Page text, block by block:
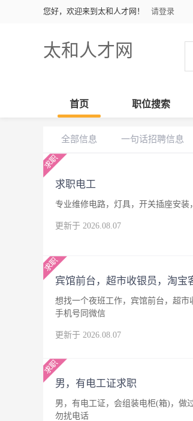
您好，欢迎来到太和人才网！ 请登录
太和人才网
首页 职位搜索
全部信息 一句话招聘信息
求职电工
专业维修电路，灯具，开关插座安装
更新于 2026.08.07
宾馆前台，超市收银员，淘宝
想找一个夜班工作，宾馆前台，超市
手机号同微信
更新于 2026.08.07
男，有电工证求职
男，有电工证，会组装电柜(箱)，做
勿扰电话